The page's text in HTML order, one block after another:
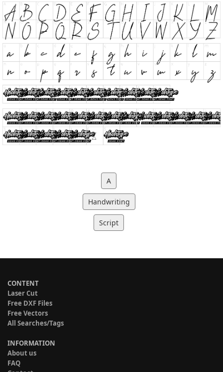
A
Handwriting
Script
CONTENT
Laser Cut
Free DXF Files
Free Vectors
All Searches/Tags
INFORMATION
About us
FAQ